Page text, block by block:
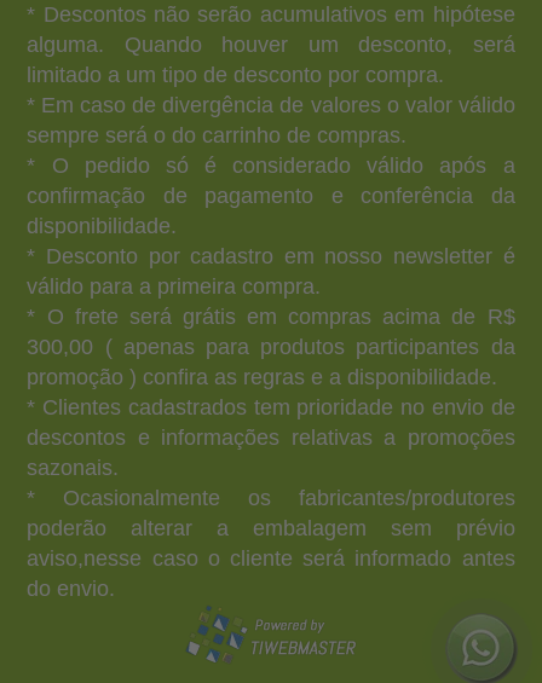
* Descontos não serão acumulativos em hipótese
alguma. Quando houver um desconto, será
limitado a um tipo de desconto por compra.
* Em caso de divergência de valores o valor válido
sempre será o do carrinho de compras.
* O pedido só é considerado válido após a
confirmação de pagamento e conferência da
disponibilidade.
* Desconto por cadastro em nosso newsletter é
válido para a primeira compra.
* O frete será grátis em compras acima de R$
300,00 ( apenas para produtos participantes da
promoção ) confira as regras e a disponibilidade.
* Clientes cadastrados tem prioridade no envio de
descontos e informações relativas a promoções
sazonais.
* Ocasionalmente os fabricantes/produtores
poderão alterar a embalagem sem prévio
aviso,nesse caso o cliente será informado antes
do envio.